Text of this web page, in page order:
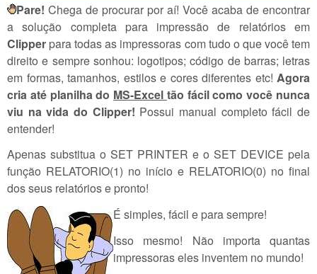
Pare! Chega de procurar por aí! Você acaba de encontrar
a solução completa para impressão de relatórios em
Clipper para todas as impressoras com tudo o que você tem
direito e sempre sonhou: logotipos; código de barras; letras
em formas, tamanhos, estilos e cores diferentes etc! Agora
cria até planilha do MS-Excel tão fácil como você nunca
viu na vida do Clipper! Possui manual completo fácil de
entender!
Apenas substitua o SET PRINTER e o SET DEVICE pela
função RELATORIO(1) no início e RELATORIO(0) no final
dos seus relatórios e pronto!
É simples, fácil e para sempre!
Isso mesmo! Não importa quantas
impressoras eles inventem no mundo!